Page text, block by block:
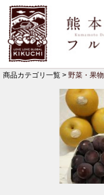
商品カテゴリ一覧 > 野菜・果物